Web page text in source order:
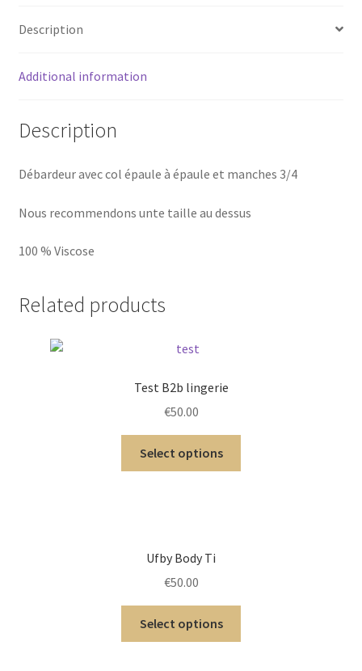
Description
Additional information
Description
Débardeur avec col épaule à épaule et manches 3/4
Nous recommendons unte taille au dessus
100 % Viscose
Related products
Test B2b lingerie
€50.00
Select options
Ufby Body Ti
€50.00
Select options